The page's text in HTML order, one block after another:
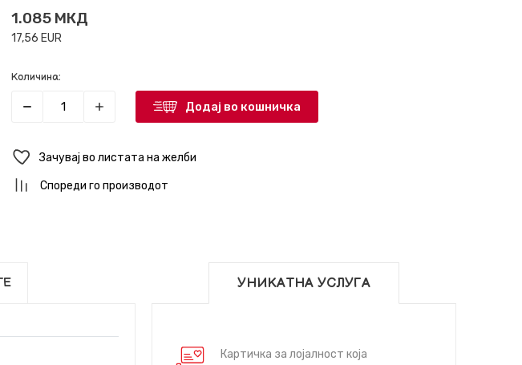
1.085 МКД
17,56 EUR
Количина:
Додај во кошничка
Зачувај во листата на желби
Спореди го производот
УНИКАТНА УСЛУГА
Картичка за лојалност која